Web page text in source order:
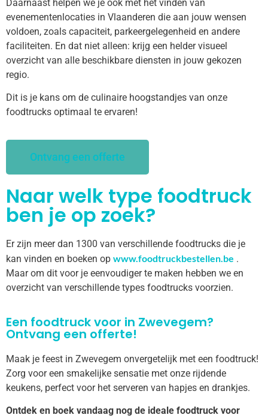
Daarnaast helpen we je ook met het vinden van
evenementenlocaties in Vlaanderen die aan jouw wensen
voldoen, zoals capaciteit, parkeergelegenheid en andere
faciliteiten. En dat niet alleen: krijg een helder visueel
overzicht van alle beschikbare diensten in jouw gekozen
regio.
Dit is je kans om de culinaire hoogstandjes van onze
foodtrucks optimaal te ervaren!
Ontvang een offerte
Naar welk type foodtruck
ben je op zoek?
Er zijn meer dan 1300 van verschillende foodtrucks die je
kan vinden en boeken op www.foodtruckbestellen.be .
Maar om dit voor je eenvoudiger te maken hebben we en
overzicht van verschillende types foodtrucks voorzien.
Een foodtruck voor in Zwevegem?
Ontvang een offerte!
Maak je feest in Zwevegem onvergetelijk met een foodtruck!
Zorg voor een smakelijke sensatie met onze rijdende
keukens, perfect voor het serveren van hapjes en drankjes.
Ontdek en boek vandaag nog de ideale foodtruck voor